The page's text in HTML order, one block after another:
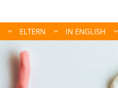
ELTERN IN ENGLISH